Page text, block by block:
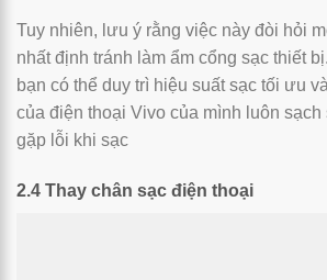
Tuy nhiên, lưu ý rằng việc này đòi hỏi
nhất định tránh làm ẩm cổng sạc thiết
bạn có thể duy trì hiệu suất sạc tối ưu
của điện thoại Vivo của mình luôn
gặp lỗi khi sạc
2.4 Thay chân sạc điện thoại